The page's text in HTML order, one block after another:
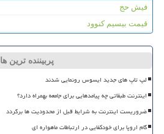
فیش حج
قیمت بیسیم کنوود
پربیننده ترین ها
لپ تاپ های جدید ایسوس رونمایی شدند
اینترنت طبقاتی چه پیامدهایی برای جامعه بهمراه دارد؟
ضروریست اینترنت به شرایط قبل از محدودیت ها برگردد
گام اروپا برای خودکفایی در ارتباطات ماهواره ای